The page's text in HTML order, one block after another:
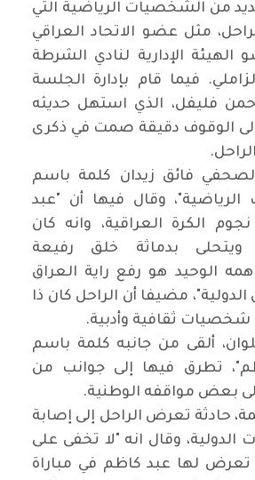
من الشخصيات الرياضية التي
مثل عضو الاتحاد العراقي
الهيئة الإدارية لنادي الشرطة
فيما قام بإدارة الجلسة
فليفل، الذي استهل حديثه
إلى الوقوف دقيقة صمت في ذكرى
فائق زيدان كلمة باسم
وقال فيها أن "عبد
الكرة العراقية، وانه كان
ويتحلى بدماثة خلق رفيعة
الوحيد هو رفع راية العراق
مضيفا أن الراحل كان ذا
شخصيات ثقافية وأدبية.
ألقى من جانبه كلمة باسم
تطرق فيها إلى جوانب من
بعض مواقفه الوطنية.
حادثة تعرض الراحل إلى إصابة
الدولية، وقال انه "لا تخفى على
تعرض لها عبد كاظم في مباراة